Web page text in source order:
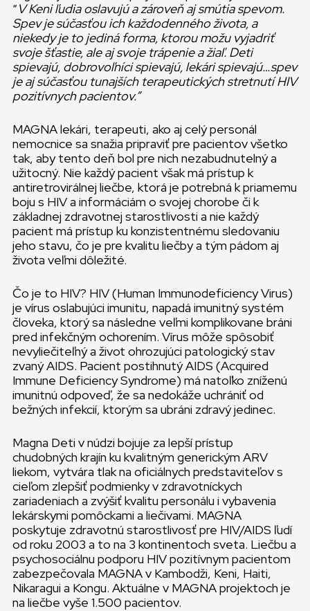
“V Keni ľudia oslavujú a zároveň aj smútia spevom.
Spev je súčasťou ich každodenného života, a
niekedy je to jediná forma, ktorou možu vyjadriť
svoje šťastie, ale aj svoje trápenie a žiaľ. Deti
spievajú, dobrovoľníci spievajú, lekári spievajú…spev
je aj súčasťou tunajších terapeutických stretnutí HIV
pozitívnych pacientov.”
MAGNA lekári, terapeuti, ako aj celý personál
nemocnice sa snažia pripraviť pre pacientov všetko
tak, aby tento deň bol pre nich nezabudnutelný a
užitocný. Nie každý pacient však má prístup k
antiretrovirálnej liečbe, ktorá je potrebná k priamemu
boju s HIV a informáciám o svojej chorobe či k
základnej zdravotnej starostlivosti a nie každý
pacient má prístup ku konzistentnému sledovaniu
jeho stavu, čo je pre kvalitu liečby a tým pádom aj
života veľmi dôležité.
Čo je to HIV? HIV (Human Immunodeficiency Virus)
je vírus oslabujúci imunitu, napadá imunitný systém
človeka, ktorý sa následne veľmi komplikovane bráni
pred infekčným ochorením. Vírus môže spôsobiť
nevyliečiteľný a život ohrozujúci patologický stav
zvaný AIDS. Pacient postihnutý AIDS (Acquired
Immune Deficiency Syndrome) má natoľko zníženú
imunitnú odpoveď, že sa nedokáže uchrániť od
bežných infekcií, ktorým sa ubráni zdravý jedinec.
Magna Deti v núdzi bojuje za lepší prístup
chudobných krajín ku kvalitným generickým ARV
liekom, vytvára tlak na oficiálnych predstaviteľov s
cieľom zlepšiť podmienky v zdravotníckych
zariadeniach a zvýšiť kvalitu personálu i vybavenia
lekárskymi pomôckami a liečivami. MAGNA
poskytuje zdravotnú starostlivosť pre HIV/AIDS ľudí
od roku 2003 a to na 3 kontinentoch sveta. Liečbu a
psychosociálnu podporu HIV pozitívnym pacientom
zabezpečovala MAGNA v Kambodži, Keni, Haiti,
Nikaragui a Kongu. Aktuálne v MAGNA projektoch je
na liečbe vyše 1.500 pacientov.